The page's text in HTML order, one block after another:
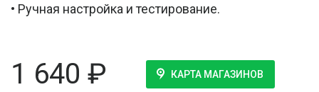
• Ручная настройка и тестирование.
1 640 ₽ КАРТА МАГАЗИНОВ